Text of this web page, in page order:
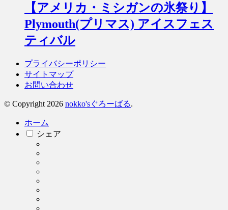
【アメリカ・ミシガンの氷祭り】
Plymouth(プリマス) アイスフェス
ティバル
プライバシーポリシー
サイトマップ
お問い合わせ
© Copyright 2026 nokko'sぐろーばる.
ホーム
シェア